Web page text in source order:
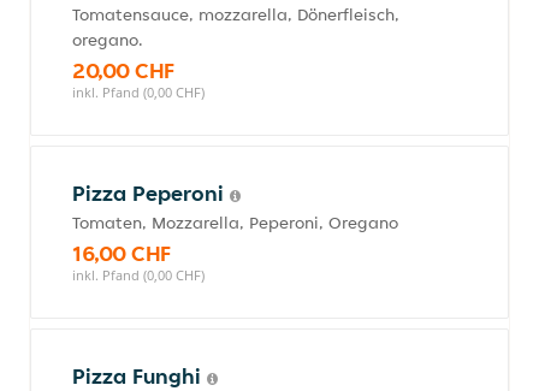
Tomatensauce, mozzarella, Dönerfleisch,
oregano.
20,00 CHF
inkl. Pfand (0,00 CHF)
Pizza Peperoni
Tomaten, Mozzarella, Peperoni, Oregano
16,00 CHF
inkl. Pfand (0,00 CHF)
Pizza Funghi